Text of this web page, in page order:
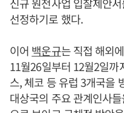
신규 원전사업 입찰제안
선정하기로 했다.
이어 백운규는 직접 해외
11월26일부터 12월2일까
스, 체코 등 유럽 3개국을
대상국의 주요 관계인사